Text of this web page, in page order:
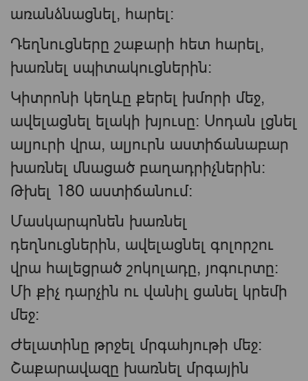
առանձնացնել, հարել:
Դեղնուցները շաքարի հետ հարել,
խառնել սպիտակուցներին:
Կիտրոնի կեղևը քերել խմորի մեջ,
ավելացնել ելակի խյուսը: Սոդան լցնել
ալյուրի վրա, ալյուրն աստիճանաբար
խառնել մնացած բաղադրիչներին:
Թխել 180 աստիճանում:
Մասկարպոնեն խառնել
դեղնուցներին, ավելացնել գոլորշու
վրա հալեցրած շոկոլադը, յոգուրտը:
Մի քիչ դարչին ու վանիլ ցանել կրեմի
մեջ:
Ժելատինը թրջել մրգահյութի մեջ:
Շաքարավազը խառնել մրգային